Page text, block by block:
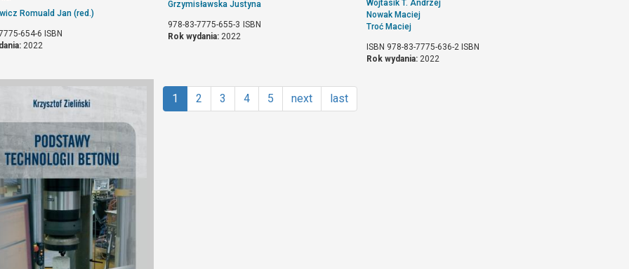
Romuald Jan (red.)
654-6 ISBN
2022
Grzymisławska Justyna
978-83-7775-655-3 ISBN
Rok wydania: 2022
Wojtasik T. Andrzej
Nowak Maciej
Troć Maciej
ISBN 978-83-7775-636-2 ISBN
Rok wydania: 2022
1 2 3 4 5 next last